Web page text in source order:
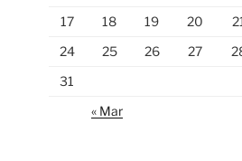
17
18 19 20
24
25 26 27
31
« Mar